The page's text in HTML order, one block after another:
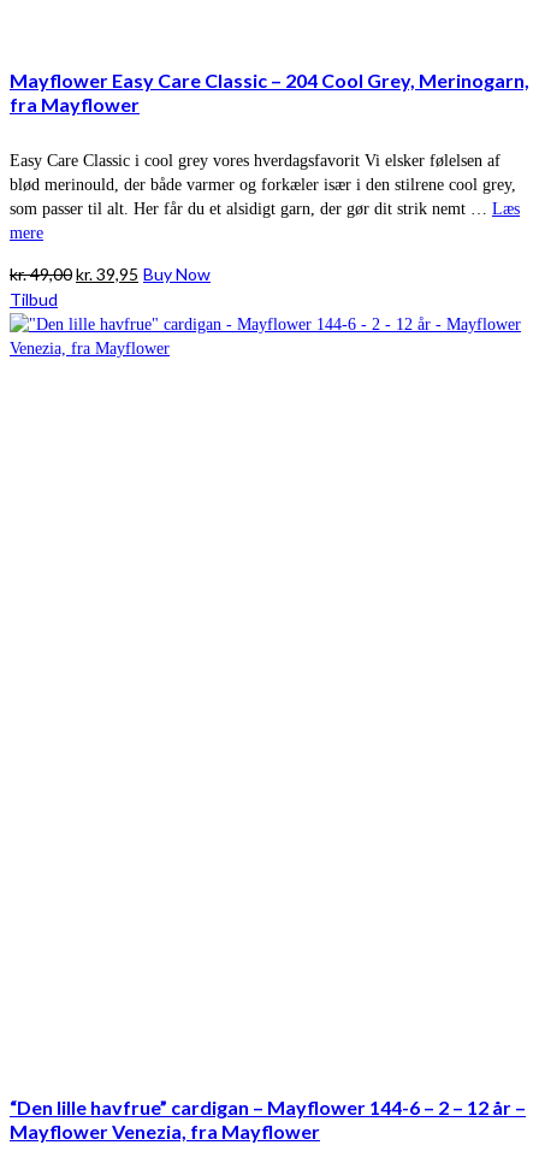
Mayflower Easy Care Classic – 204 Cool Grey, Merinogarn,
fra Mayflower
Easy Care Classic i cool grey vores hverdagsfavorit Vi elsker følelsen af
blød merinould, der både varmer og forkæler især i den stilrene cool grey,
som passer til alt. Her får du et alsidigt garn, der gør dit strik nemt … Læs
mere
kr.49,00Den
pris
var:
kr.39,95 Den
pris
er:
Buy Now
Tilbud
“Den lille havfrue” cardigan – Mayflower 144-6 – 2 – 12 år –
Mayflower Venezia, fra Mayflower